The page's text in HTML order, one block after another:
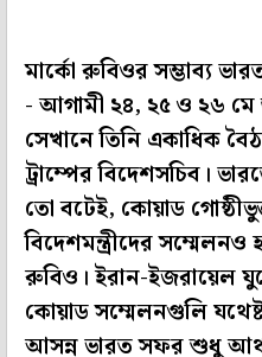
মার্কো রুবিওর সম্ভাব্য
- আগামী ২৪, ২৫ ও ২৬ মে
সেখানে তিনি একাধিক
ট্রাম্পের বিদেশসচিব।
তো বটেই, কোয়াড
বিদেশমন্ত্রীদের
রুবিও। ইরান-ইজরায়েল
কোয়াড সম্মেলনগুলি
আসন্ন ভারত সফর শুধু